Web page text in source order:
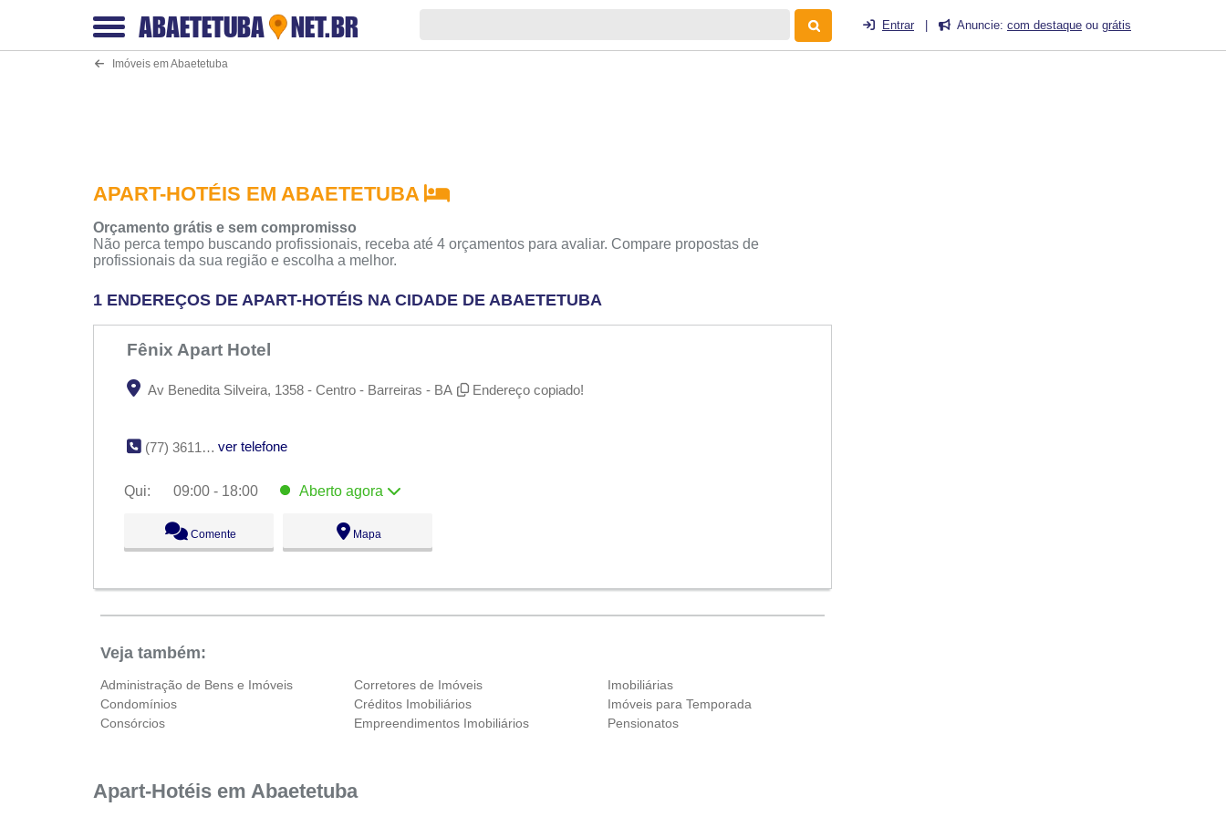
ABAETETUBA NET.BR Entrar Anuncie: com destaque ou grátis
Imóveis em Abaetetuba
APART-HOTÉIS EM ABAETETUBA
Orçamento grátis e sem compromisso
Não perca tempo buscando profissionais, receba até 4 orçamentos para avaliar. Compare propostas de
profissionais da sua região e escolha a melhor.
1 ENDEREÇOS DE APART-HOTÉIS NA CIDADE DE ABAETETUBA
Fênix Apart Hotel
Av Benedita Silveira, 1358 - Centro - Barreiras - BA Endereço copiado!
(77) 3611-6414 ver telefone
Qui: 09:00 - 18:00 Abertoagora
09:00 - 18:00
Qua:
09:00 - 18:00
Sex:
09:00 - 18:00
Dom:
Fechado
Comente Mapa
Veja também:
Administração de Bens e Imóveis
Condomínios
Consórcios
Corretores de Imóveis
Créditos Imobiliários
Empreendimentos Imobiliários
Imobiliárias
Imóveis para Temporada
Pensionatos
Apart-Hotéis em Abaetetuba